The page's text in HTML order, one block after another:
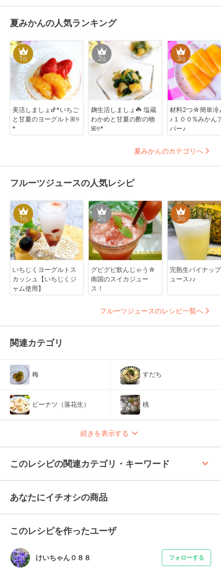
夏みかんの人気ランキング
1位
美活しましょᕷ*いちご
と甘夏のヨーグルトꕤ୭
*
2位
麹生活しましょ☘️ 塩蔵
わかめと甘夏の酢の物
ꕤ୭*
3位
材料2つ☆簡単冷
♪１００%みかん
バー♪
夏みかんのカテゴリへ
フルーツジュースの人気レシピ
1位
いちじくヨーグルトス
カッシュ【いちじくジ
ャム使用】
2位
グビグビ飲んじゃう☆
南国のスイカジュー
ス！
3位
完熟生パイナッ
ュース♪♪
フルーツジュースのレシピ一覧へ
関連カテゴリ
梅 すだち
ピーナツ（落花生） 桃
続きを表示する
このレシピの関連カテゴリ・キーワード keyboard_arrow_up
あなたにイチオシの商品
このレシピを作ったユーザ
けいちゃん０８８ フォローする